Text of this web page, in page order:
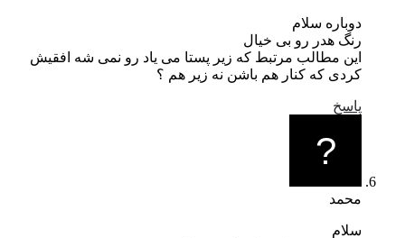
دوباره سلام
رنگ هدر رو بی خیال
این مطالب مرتبط که زیر پستا می یاد رو نمی شه افقیش
کردی که کنار هم باشن نه زیر هم ؟
محمد